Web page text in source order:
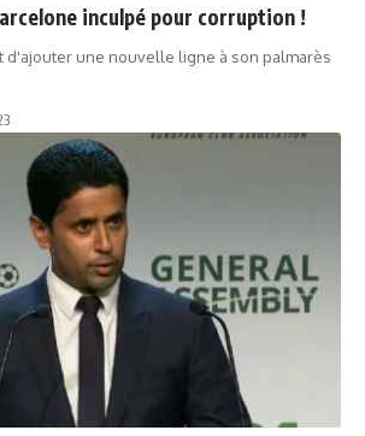
inculpé pour corruption !
d'ajouter une nouvelle ligne à son palmarès